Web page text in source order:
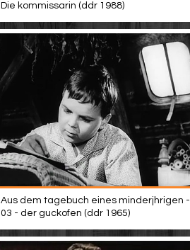
Die kommissarin (ddr 1988)
Aus dem tagebuch eines minderjhrigen -
03 - der guckofen (ddr 1965)